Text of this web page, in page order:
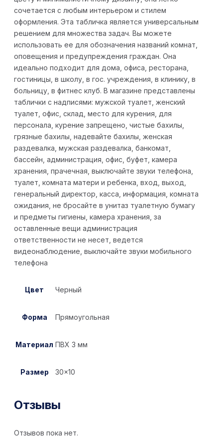
сочетается с любым интерьером и стилем
оформления. Эта табличка является универсальным
решением для множества задач. Вы можете
использовать ее для обозначения названий комнат,
оповещения и предупреждения граждан. Она
идеально подходит для дома, офиса, ресторана,
гостиницы, в школу, в гос. учреждения, в клинику, в
больницу, в фитнес клуб. В магазине представлены
таблички с надписями: мужской туалет, женский
туалет, офис, склад, место для курения, для
персонала, курение запрещено, чистые бахилы,
грязные бахилы, надевайте бахилы, женская
раздевалка, мужская раздевалка, банкомат,
бассейн, администрация, офис, буфет, камера
хранения, прачечная, выключайте звуки телефона,
туалет, комната матери и ребенка, вход, выход,
генеральный директор, касса, информация, комната
ожидания, не бросайте в унитаз туалетную бумагу
и предметы гигиены, камера хранения, за
оставленные вещи администрация
ответственности не несет, ведется
видеонаблюдение, выключайте звуки мобильного
телефона
Цвет Черный
Форма Прямоугольная
Материал ПВХ 3 мм
Размер 30×10
Отзывы
Отзывов пока нет.